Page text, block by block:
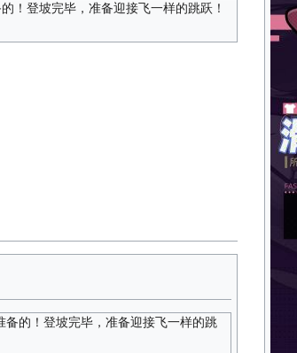
！登坡完毕，准备迎接飞一样的跳跃！
的！登坡完毕，准备迎接飞一样的跳